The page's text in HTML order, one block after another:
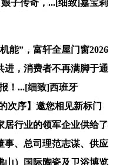
子传奇，...[细致]嘉宝莉
”，富轩全屋门窗2026
进，消费者不再满脚于通
！...[细致]西班牙
次序】邀您相见新标门
居行业的领军企业供给了
事、总司理范志谋、供应
山）国际陶瓷及卫浴博览